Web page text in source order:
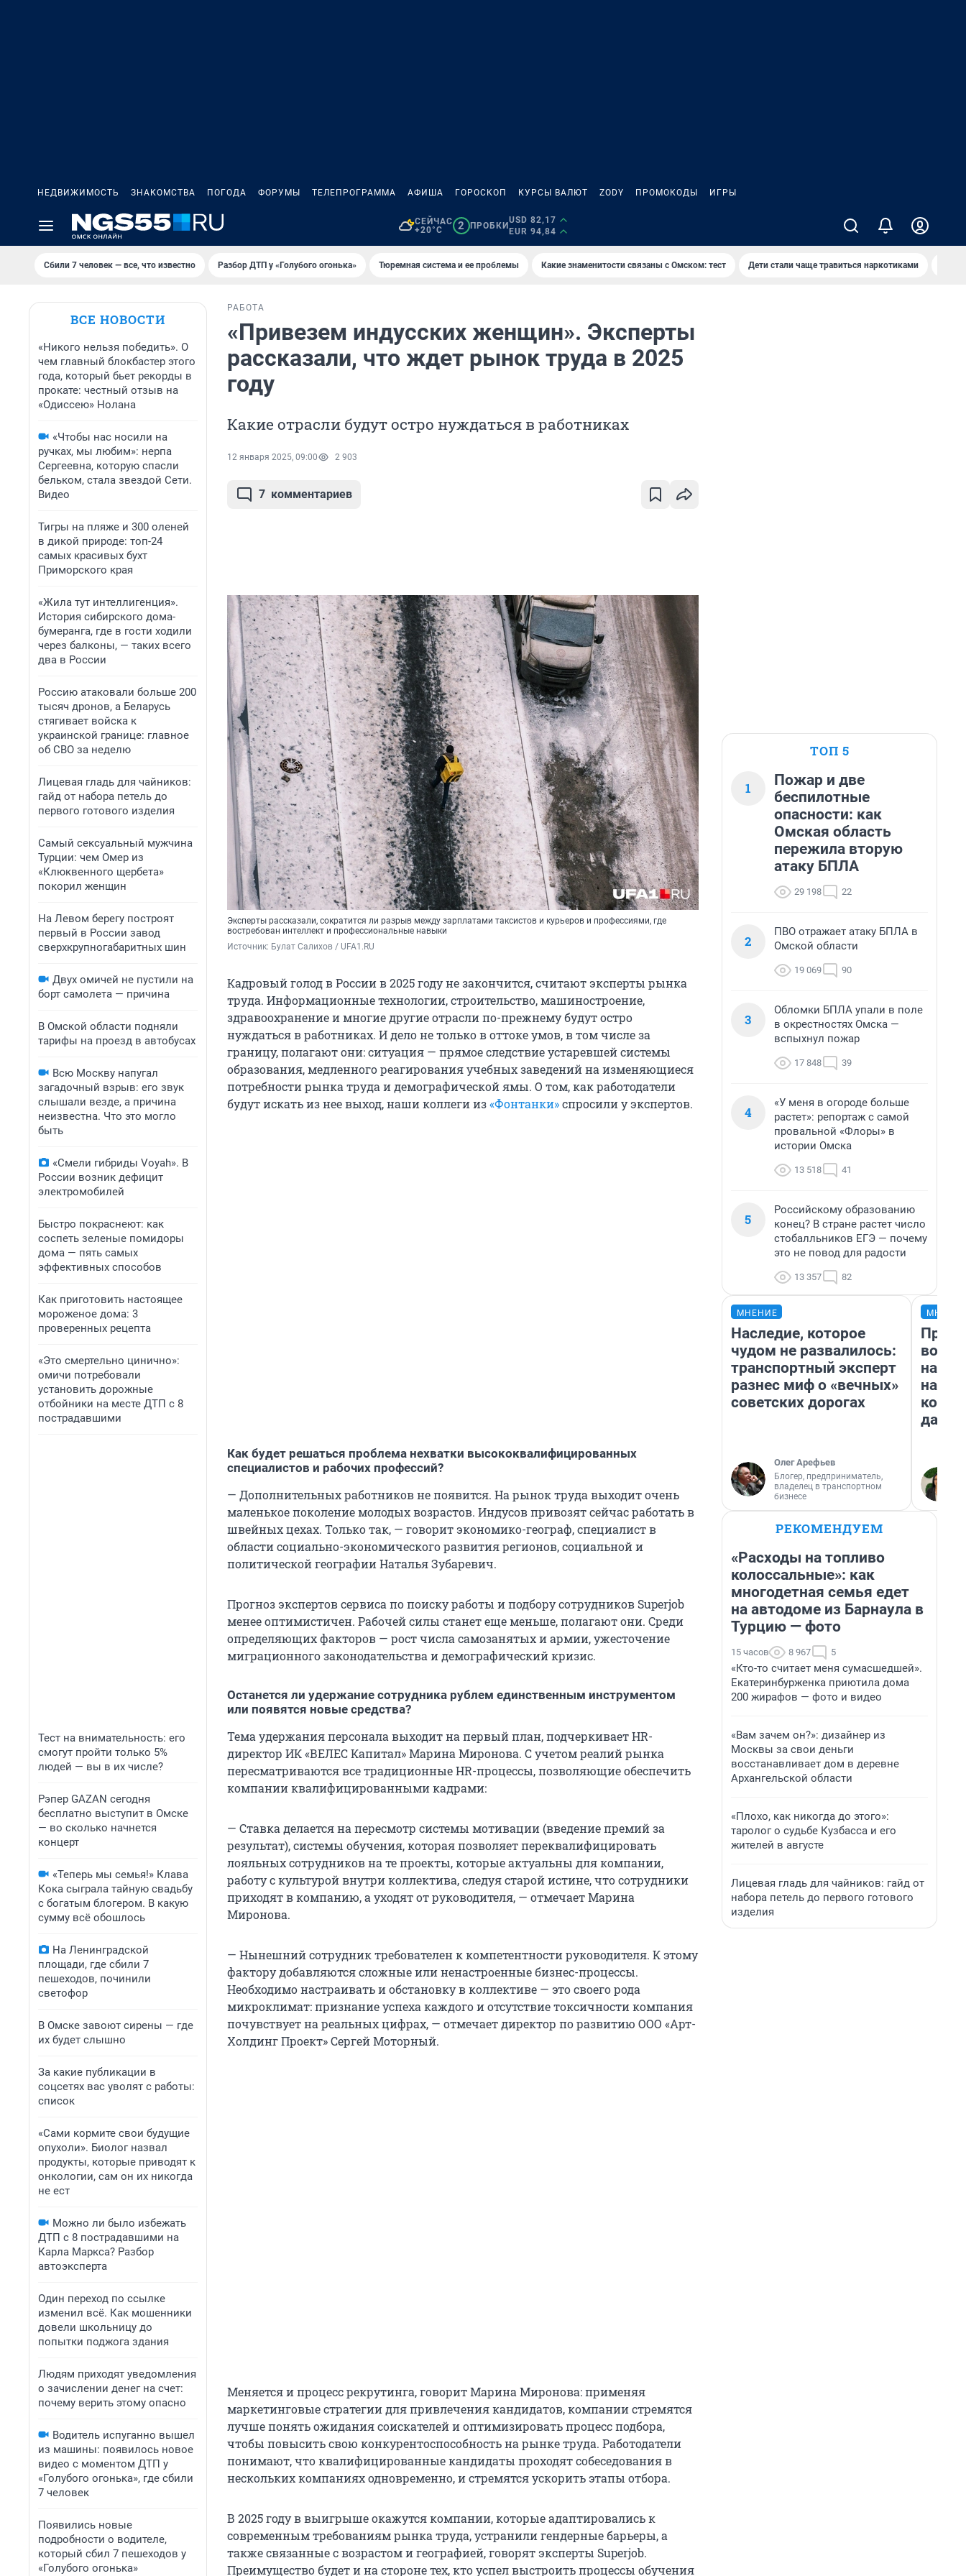
НЕДВИЖИМОСТЬ ЗНАКОМСТВА ПОГОДА ФОРУМЫ ТЕЛЕПРОГРАММА АФИША ГОРОСКОП КУРСЫ ВАЛЮТ ZODY ПРОМОКОДЫ ИГРЫ
СЕЙЧАС
+20°C
2 ПРОБКИ
USD 82,17
EUR 94,84
Сбили 7 человек — все, что известно Разбор ДТП у «Голубого огонька» Тюремная система и ее проблемы Какие знаменитости связаны с Омском: тест Дети стали чаще травиться наркотиками
ВСЕ НОВОСТИ
«Никого нельзя победить». О
чем главный блокбастер этого
года, который бьет рекорды в
прокате: честный отзыв на
«Одиссею» Нолана
«Чтобы нас носили на
ручках, мы любим»: нерпа
Сергеевна, которую спасли
бельком, стала звездой Сети.
Видео
Тигры на пляже и 300 оленей
в дикой природе: топ-24
самых красивых бухт
Приморского края
«Жила тут интеллигенция».
История сибирского дома-
бумеранга, где в гости ходили
через балконы, — таких всего
два в России
Россию атаковали больше 200
тысяч дронов, а Беларусь
стягивает войска к
украинской границе: главное
об СВО за неделю
Лицевая гладь для чайников:
гайд от набора петель до
первого готового изделия
Самый сексуальный мужчина
Турции: чем Омер из
«Клюквенного щербета»
покорил женщин
На Левом берегу построят
первый в России завод
сверхкрупногабаритных шин
Двух омичей не пустили на
борт самолета — причина
В Омской области подняли
тарифы на проезд в автобусах
Всю Москву напугал
загадочный взрыв: его звук
слышали везде, а причина
неизвестна. Что это могло
быть
«Смели гибриды Voyah». В
России возник дефицит
электромобилей
Быстро покраснеют: как
соспеть зеленые помидоры
дома — пять самых
эффективных способов
Как приготовить настоящее
мороженое дома: 3
проверенных рецепта
«Это смертельно цинично»:
омичи потребовали
установить дорожные
отбойники на месте ДТП с 8
пострадавшими
Тест на внимательность: его
смогут пройти только 5%
людей — вы в их числе?
Рэпер GAZAN сегодня
бесплатно выступит в Омске
— во сколько начнется
концерт
«Теперь мы семья!» Клава
Кока сыграла тайную свадьбу
с богатым блогером. В какую
сумму всё обошлось
На Ленинградской
площади, где сбили 7
пешеходов, починили
светофор
В Омске завоют сирены — где
их будет слышно
За какие публикации в
соцсетях вас уволят с работы:
список
«Сами кормите свои будущие
опухоли». Биолог назвал
продукты, которые приводят к
онкологии, сам он их никогда
не ест
Можно ли было избежать
ДТП с 8 пострадавшими на
Карла Маркса? Разбор
автоэксперта
Один переход по ссылке
изменил всё. Как мошенники
довели школьницу до
попытки поджога здания
Людям приходят уведомления
о зачислении денег на счет:
почему верить этому опасно
Водитель испуганно вышел
из машины: появилось новое
видео с моментом ДТП у
«Голубого огонька», где сбили
7 человек
Появились новые
подробности о водителе,
который сбил 7 пешеходов у
«Голубого огонька»
РАБОТА
«Привезем индусских женщин». Эксперты
рассказали, что ждет рынок труда в 2025
году
Какие отрасли будут остро нуждаться в работниках
12 января 2025, 09:00 2 903
7 комментариев
Эксперты рассказали, сократится ли разрыв между зарплатами таксистов и курьеров и профессиями, где
востребован интеллект и профессиональные навыки
Источник: Булат Салихов / UFA1.RU
Кадровый голод в России в 2025 году не закончится, считают эксперты рынка
труда. Информационные технологии, строительство, машиностроение,
здравоохранение и многие другие отрасли по-прежнему будут остро
нуждаться в работниках. И дело не только в оттоке умов, в том числе за
границу, полагают они: ситуация — прямое следствие устаревшей системы
образования, медленного реагирования учебных заведений на изменяющиеся
потребности рынка труда и демографической ямы. О том, как работодатели
будут искать из нее выход, наши коллеги из«Фонтанки»спросили у экспертов.
Как будет решаться проблема нехватки высококвалифицированных
специалистов и рабочих профессий?
— Дополнительных работников не появится. На рынок труда выходит очень
маленькое поколение молодых возрастов. Индусов привозят сейчас работать в
швейных цехах. Только так, — говорит экономико-географ, специалист в
области социально-экономического развития регионов, социальной и
политической географии Наталья Зубаревич.
Прогноз экспертов сервиса по поиску работы и подбору сотрудников Superjob
менее оптимистичен. Рабочей силы станет еще меньше, полагают они. Среди
определяющих факторов — рост числа самозанятых и армии, ужесточение
миграционного законодательства и демографический кризис.
Останется ли удержание сотрудника рублем единственным инструментом
или появятся новые средства?
Тема удержания персонала выходит на первый план, подчеркивает HR-
директор ИК «ВЕЛЕС Капитал» Марина Миронова. С учетом реалий рынка
пересматриваются все традиционные HR-процессы, позволяющие обеспечить
компании квалифицированными кадрами:
— Ставка делается на пересмотр системы мотивации (введение премий за
результат), системы обучения, которая позволяет переквалифицировать
лояльных сотрудников на те проекты, которые актуальны для компании,
работу с культурой внутри коллектива, следуя старой истине, что сотрудники
приходят в компанию, а уходят от руководителя, — отмечает Марина
Миронова.
— Нынешний сотрудник требователен к компетентности руководителя. К этому
фактору добавляются сложные или ненастроенные бизнес-процессы.
Необходимо настраивать и обстановку в коллективе — это своего рода
микроклимат: признание успеха каждого и отсутствие токсичности компания
почувствует на реальных цифрах, — отмечает директор по развитию ООО «Арт-
Холдинг Проект» Сергей Моторный.
Меняется и процесс рекрутинга, говорит Марина Миронова: применяя
маркетинговые стратегии для привлечения кандидатов, компании стремятся
лучше понять ожидания соискателей и оптимизировать процесс подбора,
чтобы повысить свою конкурентоспособность на рынке труда. Работодатели
понимают, что квалифицированные кандидаты проходят собеседования в
нескольких компаниях одновременно, и стремятся ускорить этапы отбора.
В 2025 году в выигрыше окажутся компании, которые адаптировались к
современным требованиям рынка труда, устранили гендерные барьеры, а
также связанные с возрастом и географией, говорят эксперты Superjob.
Преимущество будет и на стороне тех, кто успел выстроить процессы обучения
ТОП 5
1
Пожар и две
беспилотные
опасности: как
Омская область
пережила вторую
атаку БПЛА
29 198 22
2
ПВО отражает атаку БПЛА в
Омской области
19 069 90
3
Обломки БПЛА упали в поле
в окрестностях Омска —
вспыхнул пожар
17 848 39
4
«У меня в огороде больше
растет»: репортаж с самой
провальной «Флоры» в
истории Омска
13 518 41
5
Российскому образованию
конец? В стране растет число
стобалльников ЕГЭ — почему
это не повод для радости
13 357 82
МНЕНИЕ
Наследие, которое
чудом не развалилось:
транспортный эксперт
разнес миф о «вечных»
советских дорогах
Олег Арефьев
Блогер, предприниматель,
владелец в транспортном
бизнесе
нам
даже
РЕКОМЕНДУЕМ
«Расходы на топливо
колоссальные»: как
многодетная семья едет
на автодоме из Барнаула в
Турцию — фото
15 часов 8 967 5
«Кто-то считает меня сумасшедшей».
Екатеринбурженка приютила дома
200 жирафов — фото и видео
«Вам зачем он?»: дизайнер из
Москвы за свои деньги
восстанавливает дом в деревне
Архангельской области
«Плохо, как никогда до этого»:
таролог о судьбе Кузбасса и его
жителей в августе
Лицевая гладь для чайников: гайд от
набора петель до первого готового
изделия